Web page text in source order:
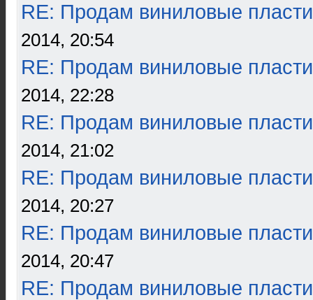
RE: Продам виниловые
2014, 20:54
RE: Продам виниловые
2014, 22:28
RE: Продам виниловые
2014, 21:02
RE: Продам виниловые
2014, 20:27
RE: Продам виниловые
2014, 20:47
RE: Продам виниловые